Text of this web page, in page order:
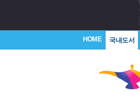
HOME 국내도서